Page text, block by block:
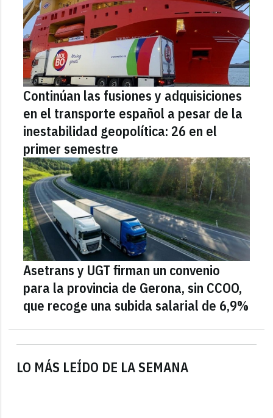
LO MÁS LEÍDO DE LA SEMANA
Continúan las fusiones y adquisiciones
en el transporte español a pesar de la
inestabilidad geopolítica: 26 en el
primer semestre
Asetrans y UGT firman un convenio
para la provincia de Gerona, sin CCOO,
que recoge una subida salarial de 6,9%